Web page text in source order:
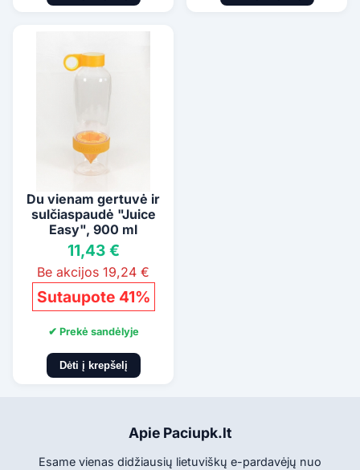
Du vienam gertuvė ir
sulčiaspaudė "Juice
Easy", 900 ml
(oranžinė)
11,43 €
Be akcijos 19,24 €
Sutaupote 41%
✔ Prekė sandėlyje
Dėti į krepšelį
Apie Paciupk.lt
Esame vienas didžiausių lietuviškų e-pardavėjų nuo